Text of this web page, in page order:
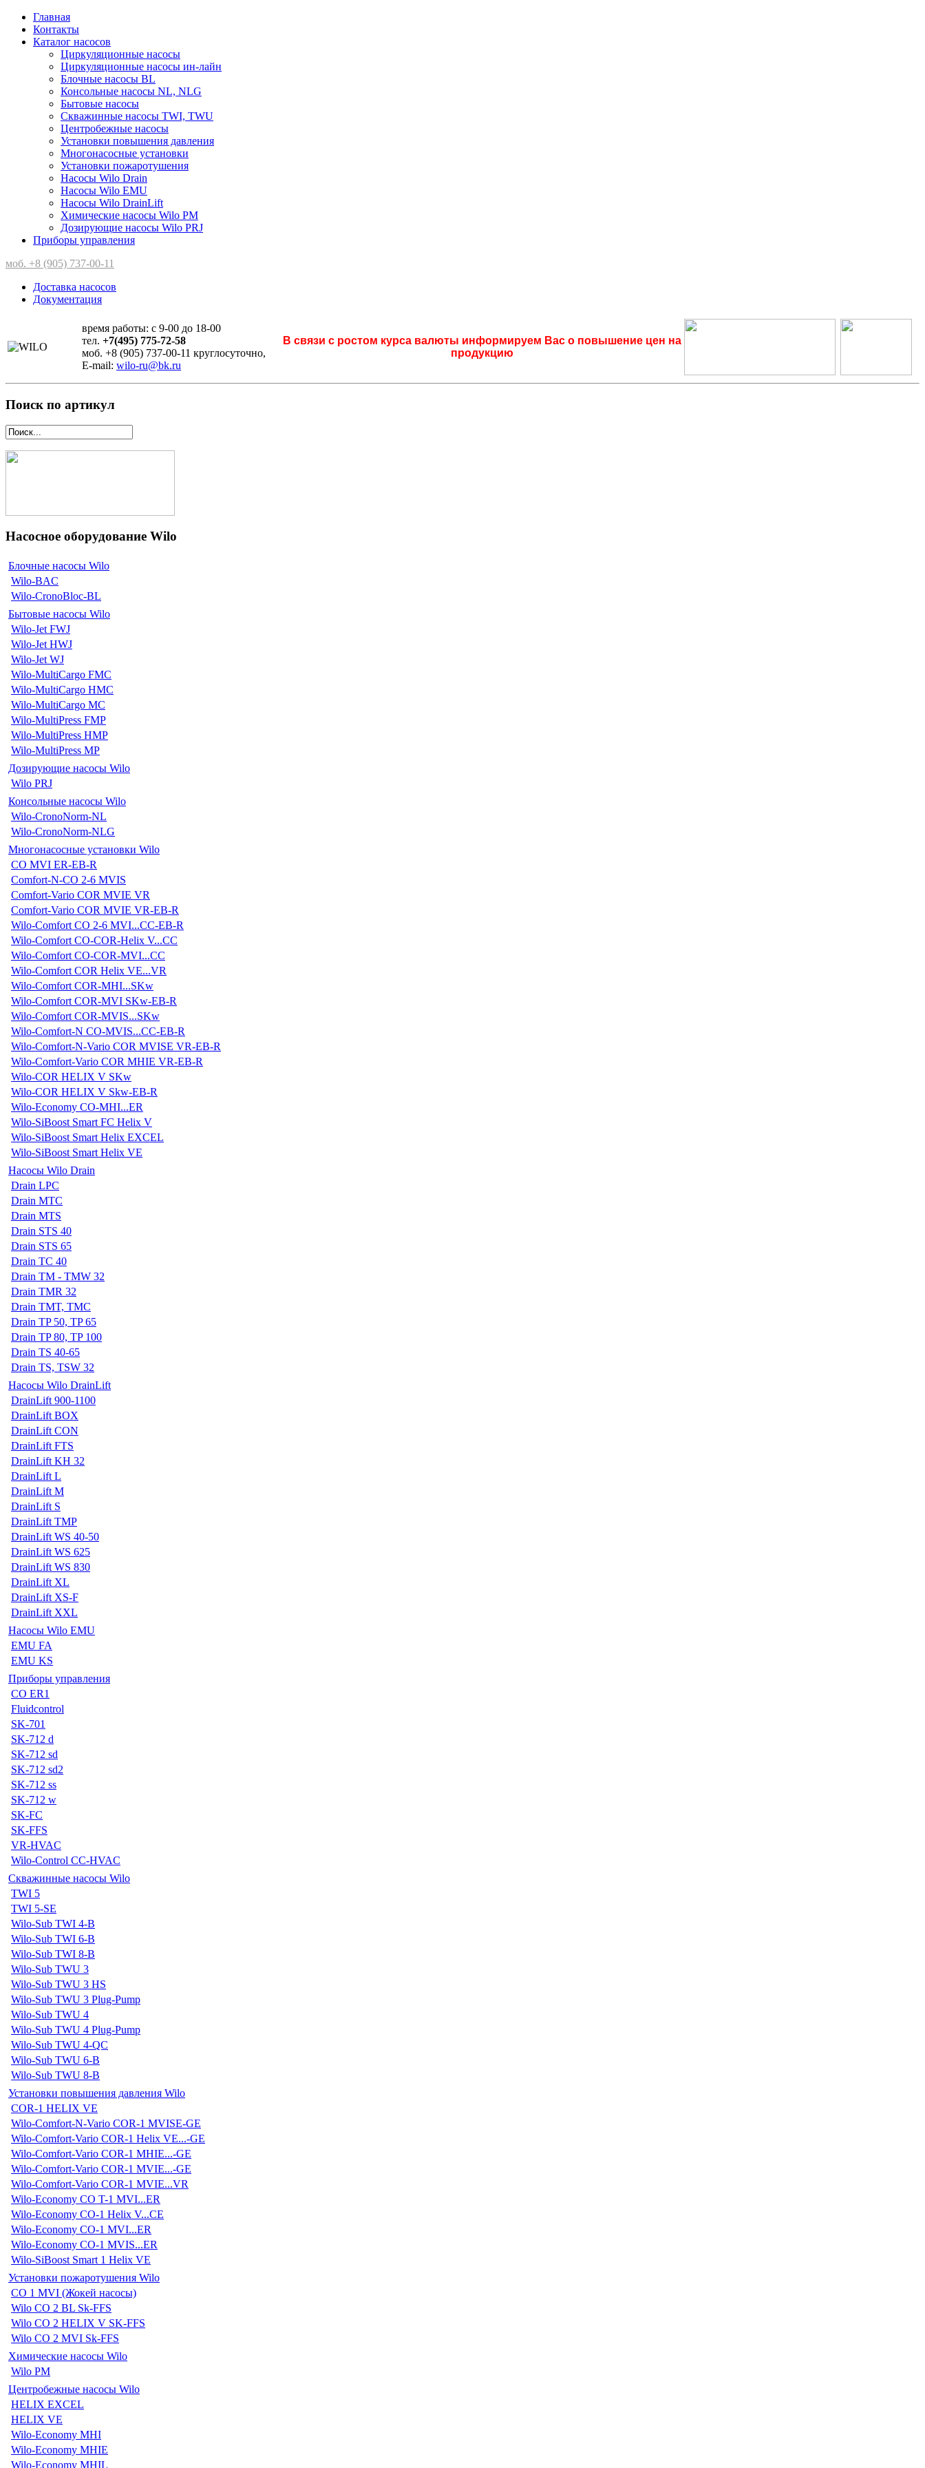
Главная
Контакты
Каталог насосов
Циркуляционные насосы
Циркуляционные насосы ин-лайн
Блочные насосы BL
Консольные насосы NL, NLG
Бытовые насосы
Скважинные насосы TWI, TWU
Центробежные насосы
Установки повышения давления
Многонасосные установки
Установки пожаротушения
Насосы Wilo Drain
Насосы Wilo EMU
Насосы Wilo DrainLift
Химические насосы Wilo PM
Дозирующие насосы Wilo PRJ
Приборы управления
моб. +8 (905) 737-00-11
Доставка насосов
Документация
время работы: с 9-00 до 18-00
тел. +7(495) 775-72-58
моб. +8 (905) 737-00-11 круглосуточно,
E-mail: wilo-ru@bk.ru
В связи с ростом курса валюты информируем Вас о повышение цен на
продукцию
Поиск по артикул
Насосное оборудование Wilo
Блочные насосы Wilo
Wilo-BAC
Wilo-CronoBloc-BL
Бытовые насосы Wilo
Wilo-Jet FWJ
Wilo-Jet HWJ
Wilo-Jet WJ
Wilo-MultiCargo FMC
Wilo-MultiCargo HMC
Wilo-MultiCargo MC
Wilo-MultiPress FMP
Wilo-MultiPress HMP
Wilo-MultiPress MP
Дозирующие насосы Wilo
Wilo PRJ
Консольные насосы Wilo
Wilo-CronoNorm-NL
Wilo-CronoNorm-NLG
Многонасосные установки Wilo
CO MVI ER-EB-R
Comfort-N-CO 2-6 MVIS
Comfort-Vario COR MVIE VR
Comfort-Vario COR MVIE VR-EB-R
Wilo-Comfort CO 2-6 MVI...CC-EB-R
Wilo-Comfort CO-COR-Helix V...CC
Wilo-Comfort CO-COR-MVI...CC
Wilo-Comfort COR Helix VE...VR
Wilo-Comfort COR-MHI...SKw
Wilo-Comfort COR-MVI SKw-EB-R
Wilo-Comfort COR-MVIS...SKw
Wilo-Comfort-N CO-MVIS...CC-EB-R
Wilo-Comfort-N-Vario COR MVISE VR-EB-R
Wilo-Comfort-Vario COR MHIE VR-EB-R
Wilo-COR HELIX V SKw
Wilo-COR HELIX V Skw-EB-R
Wilo-Economy CO-MHI...ER
Wilo-SiBoost Smart FC Helix V
Wilo-SiBoost Smart Helix EXCEL
Wilo-SiBoost Smart Helix VE
Насосы Wilo Drain
Drain LPC
Drain MTC
Drain MTS
Drain STS 40
Drain STS 65
Drain TC 40
Drain TM - TMW 32
Drain TMR 32
Drain TMT, TMC
Drain TP 50, TP 65
Drain TP 80, TP 100
Drain TS 40-65
Drain TS, TSW 32
Насосы Wilo DrainLift
DrainLift 900-1100
DrainLift BOX
DrainLift CON
DrainLift FTS
DrainLift KH 32
DrainLift L
DrainLift M
DrainLift S
DrainLift TMP
DrainLift WS 40-50
DrainLift WS 625
DrainLift WS 830
DrainLift XL
DrainLift XS-F
DrainLift XXL
Насосы Wilo EMU
EMU FA
EMU KS
Приборы управления
CO ER1
Fluidcontrol
SK-701
SK-712 d
SK-712 sd
SK-712 sd2
SK-712 ss
SK-712 w
SK-FC
SK-FFS
VR-HVAC
Wilo-Control CC-HVAC
Скважинные насосы Wilo
TWI 5
TWI 5-SE
Wilo-Sub TWI 4-B
Wilo-Sub TWI 6-B
Wilo-Sub TWI 8-B
Wilo-Sub TWU 3
Wilo-Sub TWU 3 HS
Wilo-Sub TWU 3 Plug-Pump
Wilo-Sub TWU 4
Wilo-Sub TWU 4 Plug-Pump
Wilo-Sub TWU 4-QC
Wilo-Sub TWU 6-B
Wilo-Sub TWU 8-B
Установки повышения давления Wilo
COR-1 HELIX VE
Wilo-Comfort-N-Vario COR-1 MVISE-GE
Wilo-Comfort-Vario COR-1 Helix VE...-GE
Wilo-Comfort-Vario COR-1 MHIE...-GE
Wilo-Comfort-Vario COR-1 MVIE...-GE
Wilo-Comfort-Vario COR-1 MVIE...VR
Wilo-Economy CO T-1 MVI...ER
Wilo-Economy CO-1 Helix V...CE
Wilo-Economy CO-1 MVI...ER
Wilo-Economy CO-1 MVIS...ER
Wilo-SiBoost Smart 1 Helix VE
Установки пожаротушения Wilo
CO 1 MVI (Жокей насосы)
Wilo CO 2 BL Sk-FFS
Wilo CO 2 HELIX V SK-FFS
Wilo CO 2 MVI Sk-FFS
Химические насосы Wilo
Wilo PM
Центробежные насосы Wilo
HELIX EXCEL
HELIX VE
Wilo-Economy MHI
Wilo-Economy MHIE
Wilo-Economy MHIL